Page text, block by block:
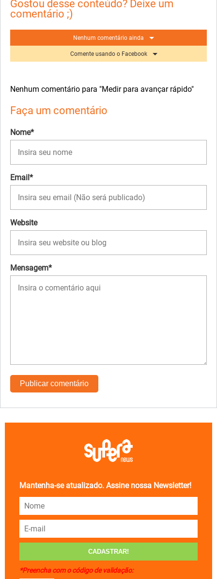
Gostou desse conteúdo? Deixe um
comentário ;)
Nenhum comentário ainda
Comente usando o Facebook
Nenhum comentário para "Medir para avançar rápido"
Faça um comentário
Nome*
Email*
Website
Mensagem*
Mantenha-se atualizado. Assine nossa Newsletter!
*Preencha com o código de validação: